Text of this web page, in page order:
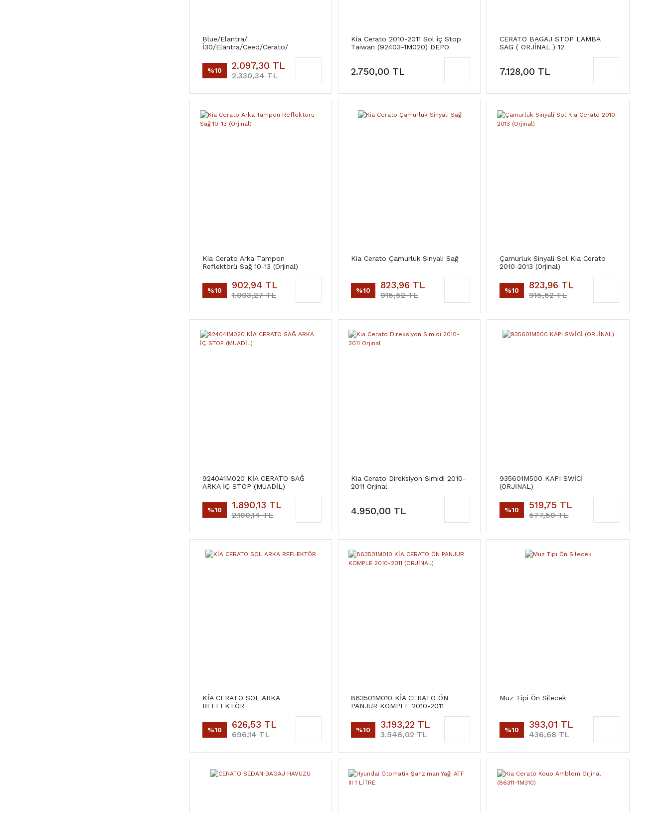
Blue/Elantra/
İ30/Elantra/Ceed/Cerato/
Sensörü (391802B000)
%10
2.097,30 TL
2.330,34 TL
Kia Cerato 2010-2011 Sol iç Stop
Taiwan (92403-1M020) DEPO
2.750,00 TL
CERATO BAGAJ STOP LAMBA
SAG ( ORJİNAL ) 12
7.128,00 TL
Kia Cerato Arka Tampon
Reflektörü Sağ 10-13 (Orjinal)
%10 902,94 TL
1.003,27 TL
Kia Cerato Çamurluk Sinyali Sağ
%10 823,96 TL
915,52 TL
Çamurluk Sinyali Sol Kia Cerato
2010-2013 (Orjinal)
%10 823,96 TL
915,52 TL
924041M020 KİA CERATO SAĞ
ARKA İÇ STOP (MUADİL)
%10 1.890,13 TL
2.100,14 TL
Kia Cerato Direksiyon Simidi 2010-
2011 Orjinal
4.950,00 TL
935601M500 KAPI SWİCİ
(ORJİNAL)
%10 519,75 TL
577,50 TL
KİA CERATO SOL ARKA
REFLEKTÖR
%10 626,53 TL
696,14 TL
863501M010 KİA CERATO ÖN
PANJUR KOMPLE 2010-2011
%10
3.193,22 TL
3.548,02 TL
Muz Tipi Ön Silecek
%10 393,01 TL
436,68 TL